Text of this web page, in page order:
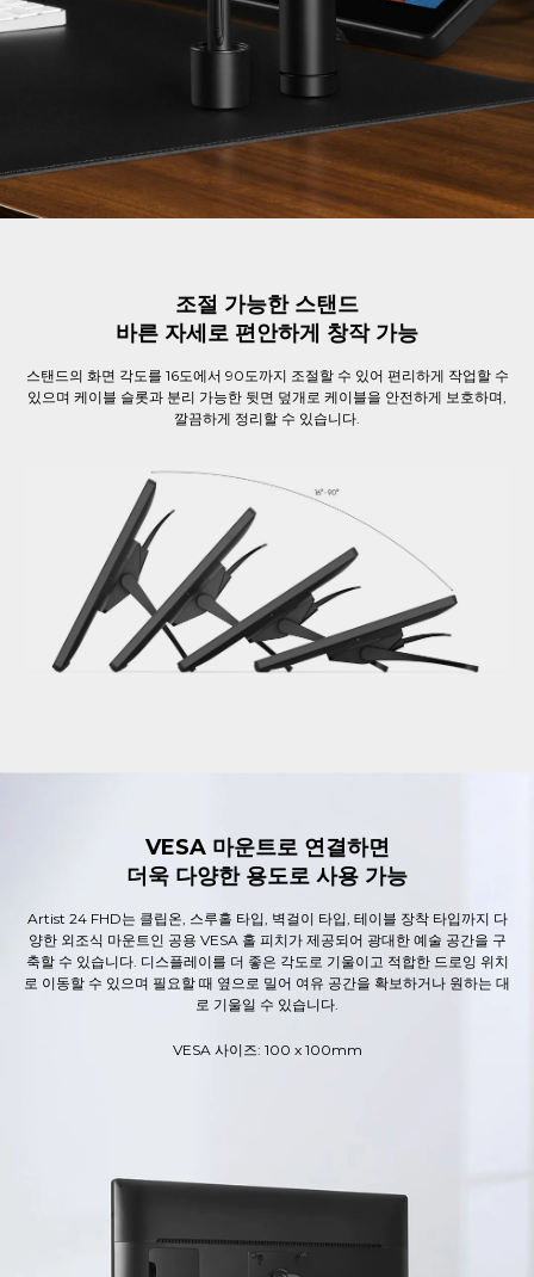
조절 가능한 스탠드
바른 자세로 편안하게 창작 가능
스탠드의 화면 각도를 16도에서 90도까지 조절할 수 있어 편리하게 작업할 수
있으며 케이블 슬롯과 분리 가능한 뒷면 덮개로 케이블을 안전하게 보호하며,
깔끔하게 정리할 수 있습니다.
VESA 마운트로 연결하면
더욱 다양한 용도로 사용 가능
Artist 24 FHD는 클립온, 스루홀 타입, 벽걸이 타입, 테이블 장착 타입까지 다
양한 외조식 마운트인 공용 VESA 홀 피치가 제공되어 광대한 예술 공간을 구
축할 수 있습니다. 디스플레이를 더 좋은 각도로 기울이고 적합한 드로잉 위치
로 이동할 수 있으며 필요할 때 옆으로 밀어 여유 공간을 확보하거나 원하는 대
로 기울일 수 있습니다.
VESA 사이즈: 100 x 100mm